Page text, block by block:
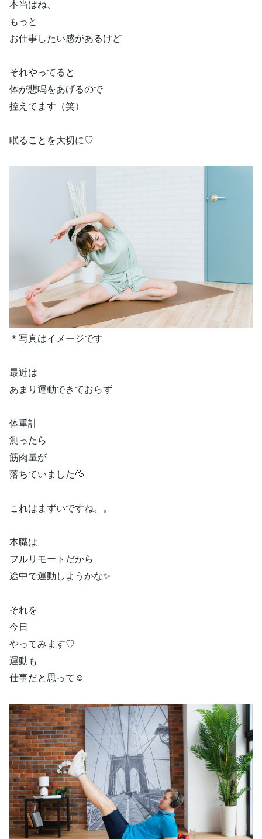
本当はね、
もっと
お仕事したい感があるけど
それやってると
体が悲鳴をあげるので
控えてます（笑）
眠ることを大切に♡
＊写真はイメージです
最近は
あまり運動できておらず
体重計
測ったら
筋肉量が
落ちていました💦
これはまずいですね。。
本職は
フルリモートだから
途中で運動しようかな✨
それを
今日
やってみます♡
運動も
仕事だと思って☺️